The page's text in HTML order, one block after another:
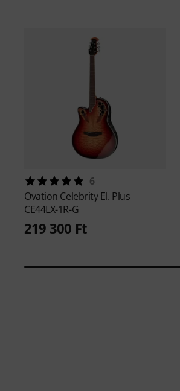
6
Ovation Celebrity El. Plus
CE44LX-1R-G
219 300 Ft